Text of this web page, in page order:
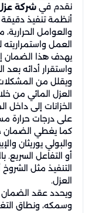
نقدم في شركة
أنظمة تنفيذ
والعوامل
العمل واستمراريته
يهدف هذا الضمان
واستقرار أدائه
ويقلل من
العزل المائي من
الخزانات إلى داخل
على درجات حرارة
كما يغطي الضمان
والبولي يوريثان
أو التفاعل
التنفيذ مثل
العزل.
ويحدد عقد الضمان
وسمكه، ونطاق